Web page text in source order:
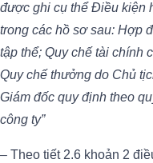
được ghi cụ thể Điều kiện
trong các hồ sơ sau: Hợp
tập thể; Quy chế tài chính
Quy chế thưởng do Chủ
Giám đốc quy định theo
công ty”
– Theo tiết 2.6 khoản 2